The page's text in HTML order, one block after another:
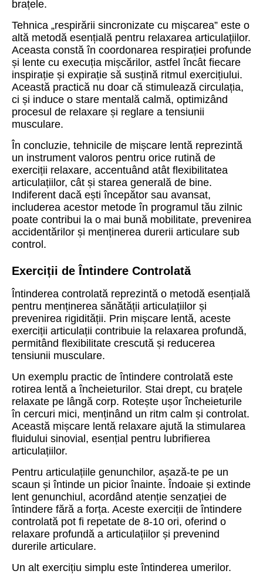
brațele.
Tehnica „respirării sincronizate cu mișcarea” este o
altă metodă esențială pentru relaxarea articulațiilor.
Aceasta constă în coordonarea respirației profunde
și lente cu execuția mișcărilor, astfel încât fiecare
inspirație și expirație să susțină ritmul exercițiului.
Această practică nu doar că stimulează circulația,
ci și induce o stare mentală calmă, optimizând
procesul de relaxare și reglare a tensiunii
musculare.
În concluzie, tehnicile de mișcare lentă reprezintă
un instrument valoros pentru orice rutină de
exerciții relaxare, accentuând atât flexibilitatea
articulațiilor, cât și starea generală de bine.
Indiferent dacă ești începător sau avansat,
includerea acestor metode în programul tău zilnic
poate contribui la o mai bună mobilitate, prevenirea
accidentărilor și menținerea durerii articulare sub
control.
Exerciții de Întindere Controlată
Întinderea controlată reprezintă o metodă esențială
pentru menținerea sănătății articulațiilor și
prevenirea rigidității. Prin mișcare lentă, aceste
exerciții articulații contribuie la relaxarea profundă,
permitând flexibilitate crescută și reducerea
tensiunii musculare.
Un exemplu practic de întindere controlată este
rotirea lentă a încheieturilor. Stai drept, cu brațele
relaxate pe lângă corp. Rotește ușor încheieturile
în cercuri mici, menținând un ritm calm și controlat.
Această mișcare lentă relaxare ajută la stimularea
fluidului sinovial, esențial pentru lubrifierea
articulațiilor.
Pentru articulațiile genunchilor, așază-te pe un
scaun și întinde un picior înainte. Îndoaie și extinde
lent genunchiul, acordând atenție senzației de
întindere fără a forța. Aceste exerciții de întindere
controlată pot fi repetate de 8-10 ori, oferind o
relaxare profundă a articulațiilor și prevenind
durerile articulare.
Un alt exercițiu simplu este întinderea umerilor.